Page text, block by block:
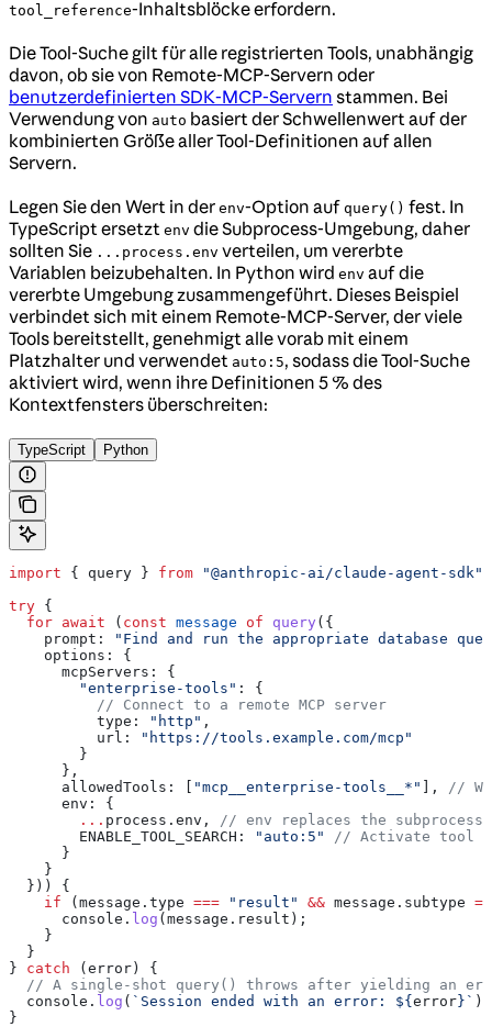
tool_reference-Inhaltsblöcke erfordern.
Die Tool-Suche gilt für alle registrierten Tools, unabhängig
davon, ob sie von Remote-MCP-Servern oder
benutzerdefinierten SDK-MCP-Servern stammen. Bei
Verwendung von auto basiert der Schwellenwert auf der
kombinierten Größe aller Tool-Definitionen auf allen
Servern.
Legen Sie den Wert in der env-Option auf query() fest. In
TypeScript ersetzt env die Subprocess-Umgebung, daher
sollten Sie ...process.env verteilen, um vererbte
Variablen beizubehalten. In Python wird env auf die
vererbte Umgebung zusammengeführt. Dieses Beispiel
verbindet sich mit einem Remote-MCP-Server, der viele
Tools bereitstellt, genehmigt alle vorab mit einem
Platzhalter und verwendet auto:5, sodass die Tool-Suche
aktiviert wird, wenn ihre Definitionen 5 % des
Kontextfensters überschreiten:
TypeScript Python
import { query } from "@anthropic-ai/claude-agent-sdk"
try {
  for
await ( const message of query ({
    prompt:
"Find and run the appropriate database
    options:
{
      mcpServers:
{
        "enterprise-tools"
:
{
          // Connect to a remote MCP server
          type:
"http" ,
          url:
"https://tools.example.com/mcp"
        }
      },
      allowedTools:
"mcp__enterprise-tools__*" ],
//
      env:
{
        ...
process . env ,
// env replaces the
        ENABLE_TOOL_SEARCH:
"auto:5"
// Activate tool
      }
    }
  })) {
    if
( message . type === "result" && message . subtype
      console
. log ( message . result );
    }
  }
} catch ( error ) {
// A single-shot query() throws after yielding an
  console
. log ( `Session ended with an error: ${ error } ` );
}